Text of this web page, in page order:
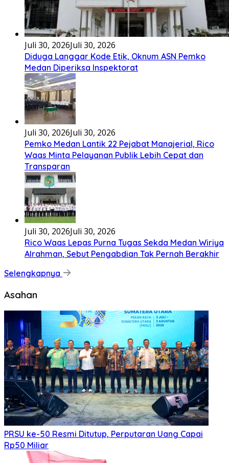
Tenga sakali nouwao khuo he akhigu boi taozui
wa’omasiTabato ia taroi furi [...]
Lirik Seberkas Sinar – Deddy Dores
Kala Ku Seorang Diri Hanya Berteman Sepi Dan Angin
MalamKu Coba MerenungiTentang[...]
Nasional
Juli 2, 2026Juli 2, 2026
Di Hadapan Presiden Prabowo, Kapolda Sumut
Terima Tanda Kehormatan Nugraha Sakanti pada
Hari Bhayangkara ke-80